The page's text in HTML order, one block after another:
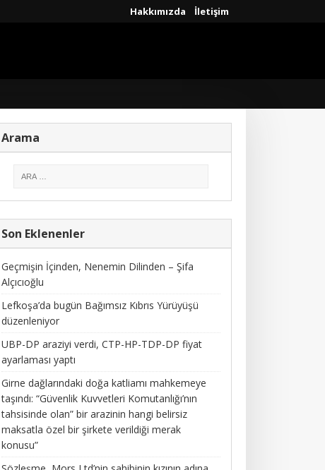
Hakkımızda İletişim
Arama
Son Eklenenler
Geçmişin İçinden, Nenemin Dilinden – Şifa
Alçıcıoğlu
Lefkoşa’da bugün Bağımsız Kıbrıs Yürüyüşü
düzenleniyor
UBP-DP araziyi verdi, CTP-HP-TDP-DP fiyat
ayarlaması yaptı
Girne dağlarındaki doğa katliamı mahkemeye
taşındı: “Güvenlik Kuvvetleri Komutanlığı’nın
tahsisinde olan” bir arazinin hangi belirsiz
maksatla özel bir şirkete verildiği merak
konusu”